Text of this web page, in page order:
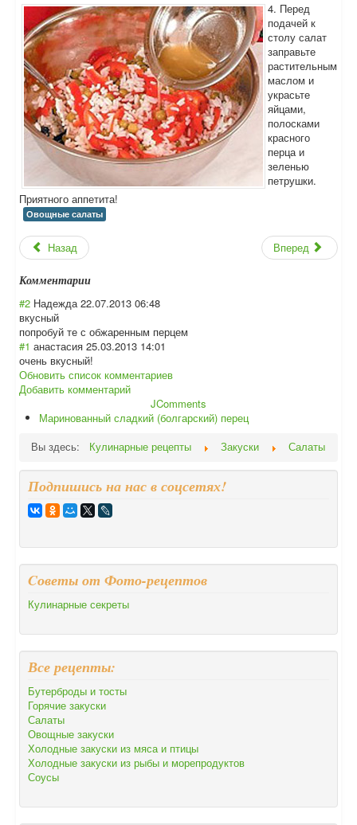
4. Перед
подачей к
столу салат
заправьте
растительным
маслом и
украсьте
яйцами,
полосками
красного
перца и
зеленью
петрушки.
Приятного аппетита!
Овощные салаты
Назад Вперед
Комментарии
#2 Надежда 22.07.2013 06:48
вкусный
попробуй те с обжаренным перцем
#1 анастасия 25.03.2013 14:01
очень вкусный!
Обновить список комментариев
Добавить комментарий
JComments
Маринованный сладкий (болгарский) перец
Вы здесь:
Кулинарные рецепты Закуски Салаты
Подпишись на нас в соцсетях!
Cоветы от Фото-рецептов
Кулинарные секреты
Все рецепты:
Бутерброды и тосты
Горячие закуски
Салаты
Овощные закуски
Холодные закуски из мяса и птицы
Холодные закуски из рыбы и морепродуктов
Соусы